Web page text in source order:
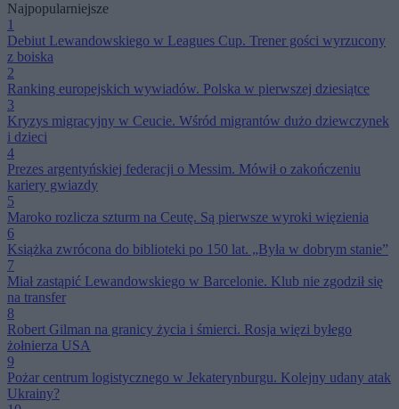
Najpopularniejsze
1
Debiut Lewandowskiego w Leagues Cup. Trener gości wyrzucony
z boiska
2
Ranking europejskich wywiadów. Polska w pierwszej dziesiątce
3
Kryzys migracyjny w Ceucie. Wśród migrantów dużo dziewczynek
i dzieci
4
Prezes argentyńskiej federacji o Messim. Mówił o zakończeniu
kariery gwiazdy
5
Maroko rozlicza szturm na Ceutę. Są pierwsze wyroki więzienia
6
Książka zwrócona do biblioteki po 150 lat. „Była w dobrym stanie”
7
Miał zastąpić Lewandowskiego w Barcelonie. Klub nie zgodził się
na transfer
8
Robert Gilman na granicy życia i śmierci. Rosja więzi byłego
żołnierza USA
9
Pożar centrum logistycznego w Jekaterynburgu. Kolejny udany atak
Ukrainy?